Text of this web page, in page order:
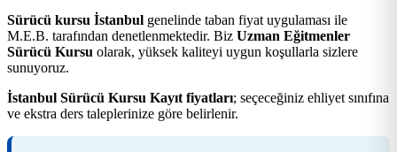
Sürücü kursu İstanbul genelinde taban fiyat uygulaması ile
M.E.B. tarafından denetlenmektedir. Biz Uzman Eğitmenler
Sürücü Kursu olarak, yüksek kaliteyi uygun koşullarla sizlere
sunuyoruz.
İstanbul Sürücü Kursu Kayıt fiyatları; seçeceğiniz ehliyet sınıfına
ve ekstra ders taleplerinize göre belirlenir.